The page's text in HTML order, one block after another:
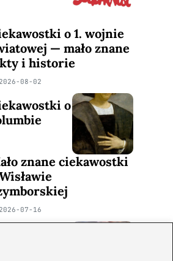
o 1. wojnie
— mało znane
i historie
2026-08-02
o
znane ciekawostki
2026-07-16